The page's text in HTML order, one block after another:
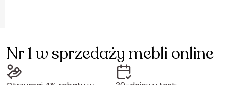
Nr 1 w sprzedaży mebli online